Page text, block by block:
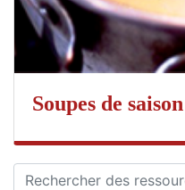
Soupes de saison